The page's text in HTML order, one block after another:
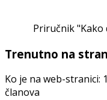
Priručnik
Trenutno na
Ko je na web-stranici:
članova